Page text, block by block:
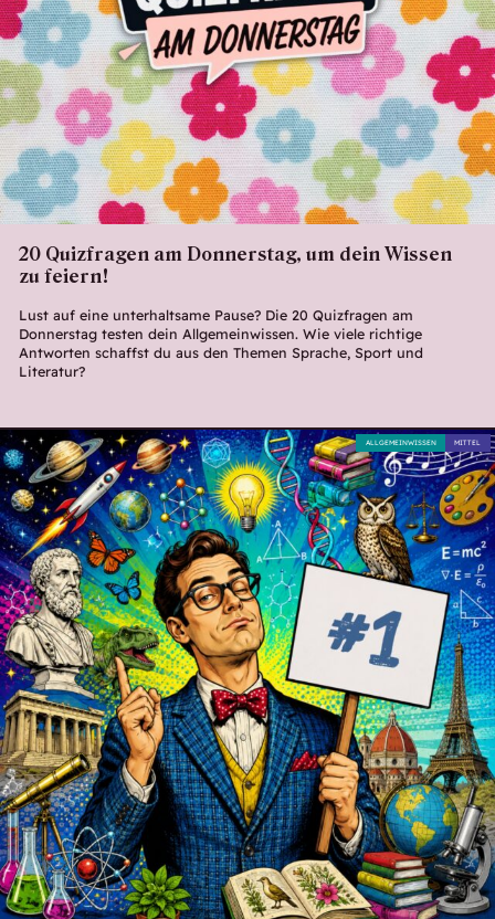
20 Quizfragen am Donnerstag, um dein Wissen
zu feiern!
Lust auf eine unterhaltsame Pause? Die 20 Quizfragen am
Donnerstag testen dein Allgemeinwissen. Wie viele richtige
Antworten schaffst du aus den Themen Sprache, Sport und
Literatur?
MITTEL
ALLGEMEINWISSEN